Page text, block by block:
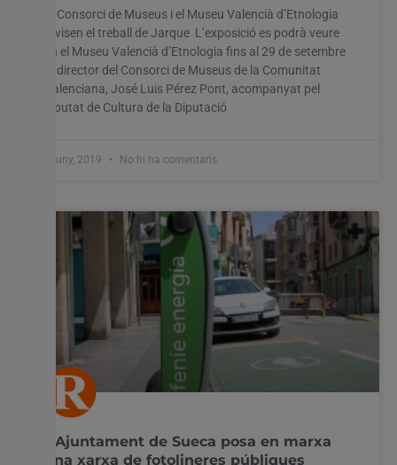
El Consorci de Museus i el Museu Valencià d’Etnologia
revisen el treball de Jarque L’exposició es podrà veure
en el Museu Valencià d’Etnologia fins al 29 de setembre
El director del Consorci de Museus de la Comunitat
Valenciana, José Luis Pérez Pont, acompanyat pel
diputat de Cultura de la Diputació
5 juny, 2019 No hi ha comentaris
L’Ajuntament de Sueca posa en marxa
una xarxa de fotolineres públiques